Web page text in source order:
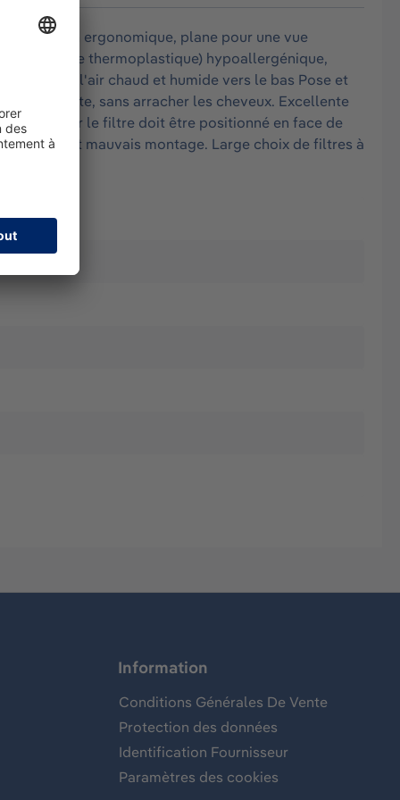
ergonomique, plane pour une vue
thermoplastique) hypoallergénique,
évacuant l'air chaud et humide vers le bas Pose et
tête, sans arracher les cheveux. Excellente
sur le filtre doit être positionné en face de
ainsi tout mauvais montage. Large choix de filtres à
Information
Conditions Générales De Vente
Protection des données
Identification Fournisseur
Paramètres des cookies